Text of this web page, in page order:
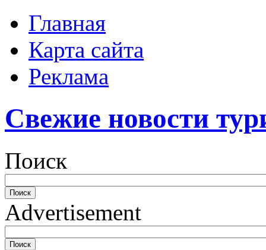
Главная
Карта сайта
Реклама
Свежие новости
Поиск
Advertisement